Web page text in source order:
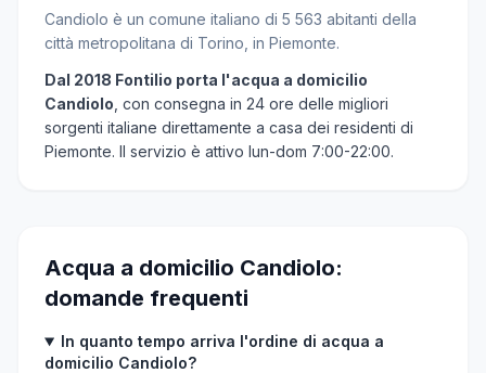
Candiolo è un comune italiano di 5 563 abitanti della
città metropolitana di Torino, in Piemonte.
Dal 2018 Fontilio porta l'acqua a domicilio
Candiolo , con consegna in 24 ore delle migliori
sorgenti italiane direttamente a casa dei residenti di
Piemonte. Il servizio è attivo lun-dom 7:00-22:00.
Acqua a domicilio Candiolo:
domande frequenti
In quanto tempo arriva l'ordine di acqua a
domicilio Candiolo?